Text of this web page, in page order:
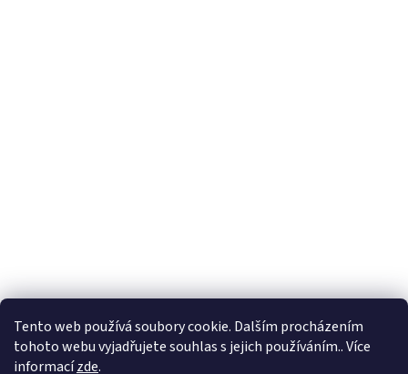
Tento web používá soubory cookie. Dalším procházením
tohoto webu vyjadřujete souhlas s jejich používáním.. Více
informacízde.